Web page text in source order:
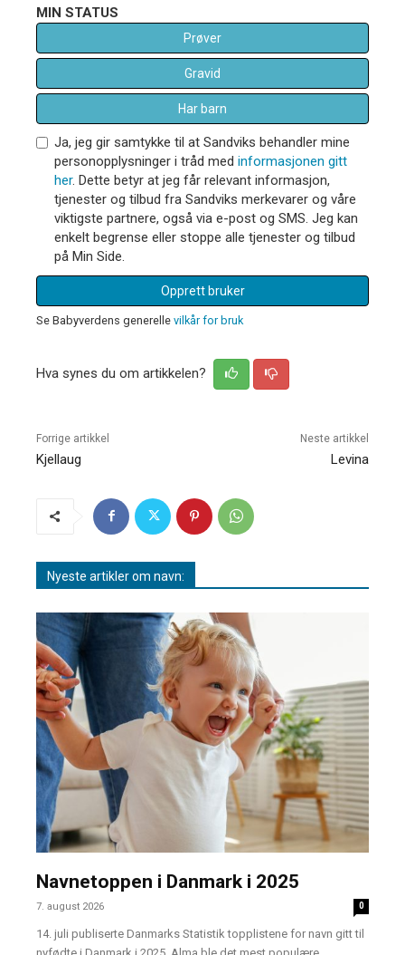
MIN STATUS
Prøver
Gravid
Har barn
Ja, jeg gir samtykke til at Sandviks behandler mine
personopplysninger i tråd med informasjonen gitt
her. Dette betyr at jeg får relevant informasjon,
tjenester og tilbud fra Sandviks merkevarer og våre
viktigste partnere, også via e-post og SMS. Jeg kan
enkelt begrense eller stoppe alle tjenester og tilbud
på Min Side.
Opprett bruker
Se Babyverdens generelle vilkår for bruk
Hva synes du om artikkelen?
Forrige artikkel
Kjellaug
Neste artikkel
Levina
Nyeste artikler om navn:
Navnetoppen i Danmark i 2025
7. august 2026 0
14. juli publiserte Danmarks Statistik topplistene for navn gitt til